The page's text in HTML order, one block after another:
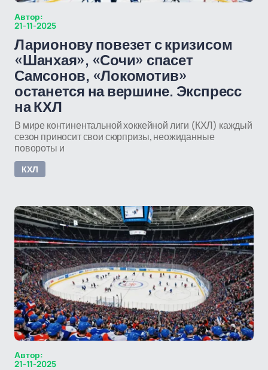
Автор:
21-11-2025
Ларионову повезет с кризисом
«Шанхая», «Сочи» спасет
Самсонов, «Локомотив»
останется на вершине. Экспресс
на КХЛ
В мире континентальной хоккейной лиги (КХЛ) каждый
сезон приносит свои сюрпризы, неожиданные
повороты и
КХЛ
Автор:
21-11-2025